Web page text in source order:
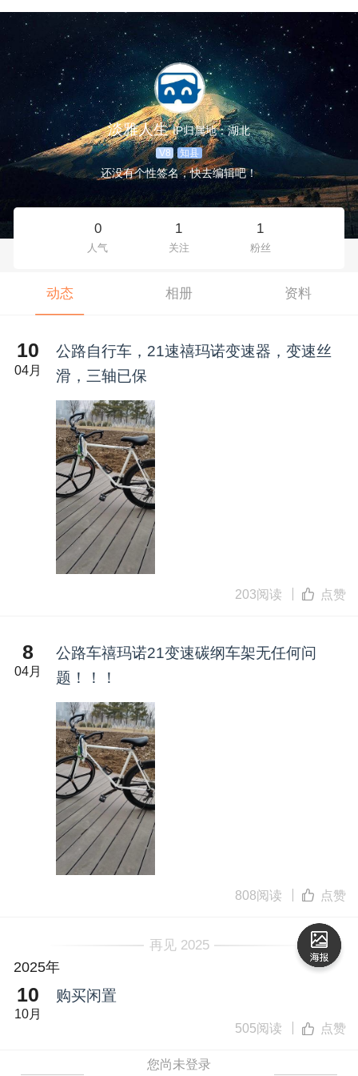
淡雅人生 IP归属地：湖北
V8 知县
还没有个性签名，快去编辑吧！
0
人气
1
关注
1
粉丝
动态 相册 资料
10
04月
公路自行车，21速禧玛诺变速器，变速丝
滑，三轴已保
203阅读 点赞
8
04月
公路车禧玛诺21变速碳纲车架无任何问
题！！！
808阅读 点赞
再见 2025
2025年
10
10月
购买闲置
505阅读 点赞
您尚未登录